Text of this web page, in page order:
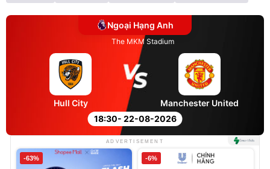
Ngoại Hạng Anh
The MKM Stadium
18:30- 22-08-2026
Hull City Manchester United
ADVERTISEMENT
-63% -6%